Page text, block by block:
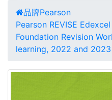
品牌Pearson
Pearson REVISE
Foundation Revision
learning, 2022 and